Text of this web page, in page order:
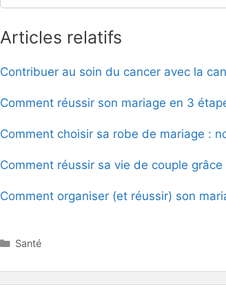
Articles relatifs
Contribuer au soin du cancer avec la
Comment réussir son mariage en 3
Comment choisir sa robe de mariage :
Comment réussir sa vie de couple
Comment organiser (et réussir) son
Catégories
Santé